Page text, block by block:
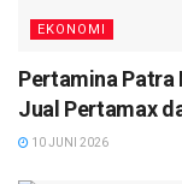
EKONOMI
Pertamina Patra
Jual Pertamax
10 JUNI 2026